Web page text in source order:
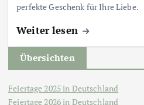
perfekte Geschenk für Ihre Liebe.
Weiter lesen
Übersichten
Feiertage 2025 in Deutschland
Feiertage 2026 in Deutschland